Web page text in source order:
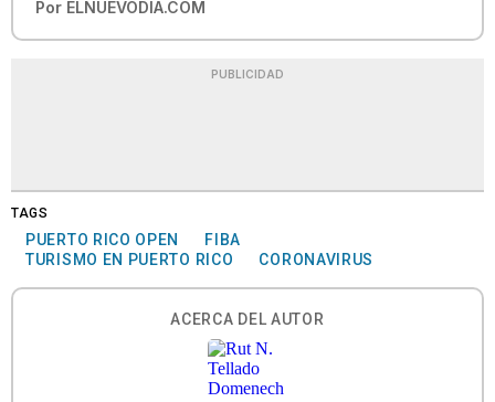
Por ELNUEVODIA.COM
PUBLICIDAD
TAGS
PUERTO RICO OPEN
FIBA
TURISMO EN PUERTO RICO
CORONAVIRUS
ACERCA DEL AUTOR